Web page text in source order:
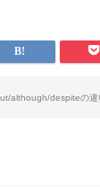
although/despiteの違